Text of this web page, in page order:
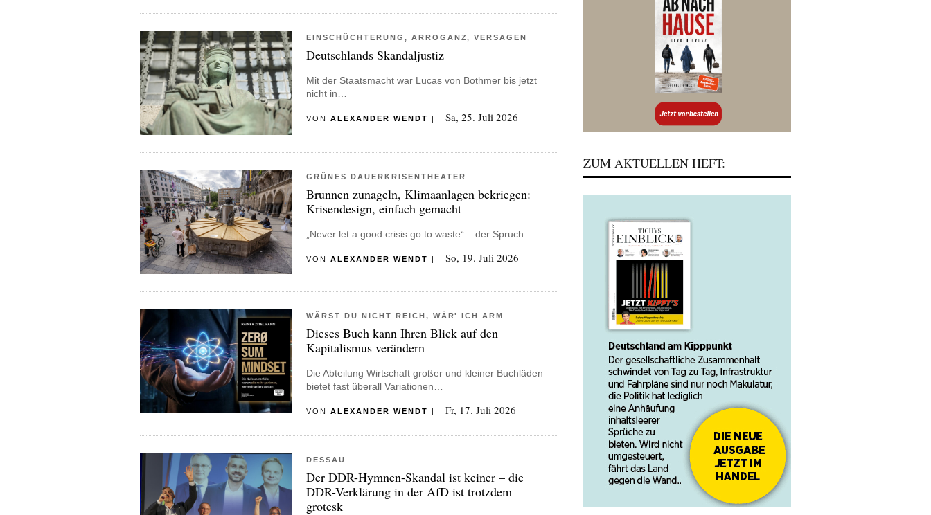
EINSCHÜCHTERUNG, ARROGANZ, VERSAGEN
Deutschlands Skandaljustiz
Mit der Staatsmacht war Lucas von Bothmer bis jetzt
nicht in…
VON ALEXANDER WENDT | Sa, 25. Juli 2026
GRÜNES DAUERKRISENTHEATER
Brunnen zunageln, Klimaanlagen bekriegen:
Krisendesign, einfach gemacht
„Never let a good crisis go to waste“ – der Spruch…
VON ALEXANDER WENDT | So, 19. Juli 2026
WÄRST DU NICHT REICH, WÄR' ICH ARM
Dieses Buch kann Ihren Blick auf den
Kapitalismus verändern
Die Abteilung Wirtschaft großer und kleiner Buchläden
bietet fast überall Variationen…
VON ALEXANDER WENDT | Fr, 17. Juli 2026
DESSAU
Der DDR-Hymnen-Skandal ist keiner – die
DDR-Verklärung in der AfD ist trotzdem
grotesk
ZUM AKTUELLEN HEFT: